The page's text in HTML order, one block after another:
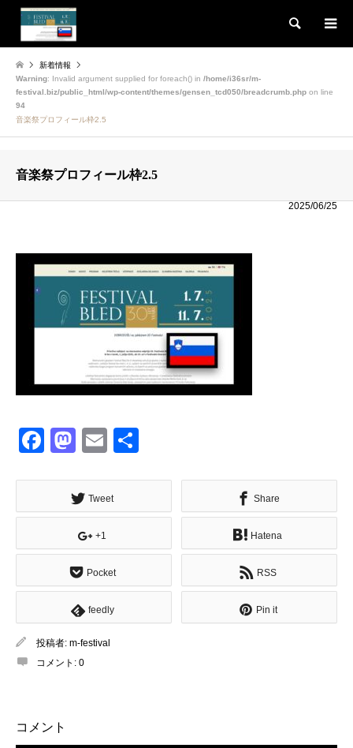
検索
新着情報
Warning: Invalid argument supplied for foreach() in /home/i36sr/m-
festival.biz/public_html/wp-content/themes/gensen_tcd050/breadcrumb.php on line
94
音楽祭プロフィール枠2.5
音楽祭プロフィール枠2.5
2025/06/25
Facebook
Mastodon
Email
Tweet Share
+1 Hatena
Pocket RSS
feedly Pin it
投稿者: m-festival
コメント: 0
コメント